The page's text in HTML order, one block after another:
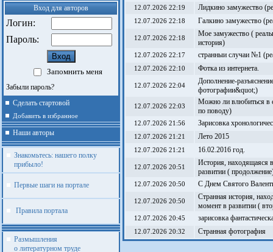
Вход для авторов
Логин:
Пароль:
Запомнить меня
Забыли пароль?
Сделать стартовой
Добавить в избранное
Наши авторы
Знакомьтесь: нашего полку
прибыло!
Первые шаги на портале
Правила портала
Размышления
о литературном труде
12.07.2026 22:19 Лидкино замужество
12.07.2026 22:18 Галкино замужество
12.07.2026 22:18
Мое замужество (
история)
12.07.2026 22:17 странныи случаи №1
12.07.2026 22:10 Фотка из интернета.
12.07.2026 22:04
Дополнение-
фотографии&quot;)
12.07.2026 22:03
Можно ли влюбиться в
по поводу)
12.07.2026 21:56 Зарисовка
12.07.2026 21:21 Лето 2015
12.07.2026 21:21 16.02.2016 год.
12.07.2026 20:51
История, находящаяся
развитии (
12.07.2026 20:50 С Днем Святого
12.07.2026 20:50
Странная история,
момент в развитии (
12.07.2026 20:45 зарисовка
12.07.2026 20:32 Странная фотография